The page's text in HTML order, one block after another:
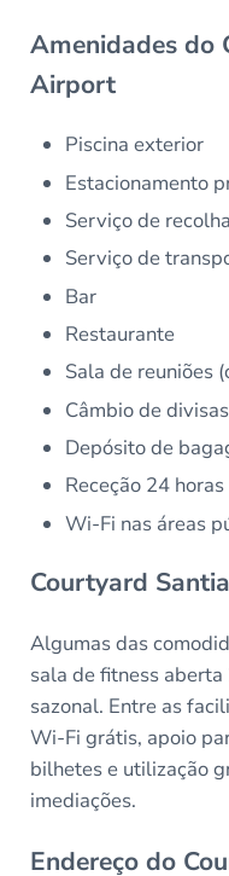
Amenidades do
Airport
Piscina exterior
Estacionamento
Serviço de
Serviço de
Bar
Restaurante
Sala de reuniões
Câmbio de divisas
Depósito de
Receção 24 horas
Wi-Fi nas áreas
Courtyard
Algumas das
sala de fitness
sazonal. Entre as
Wi-Fi grátis, apoio
bilhetes e utilização
imediações.
Endereço do